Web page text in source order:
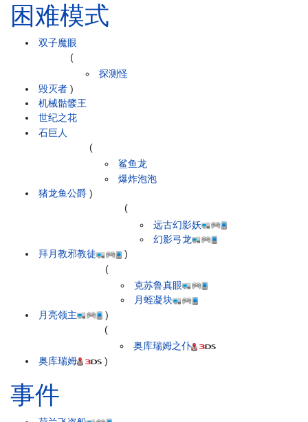
困难模式
双子魔眼
毁灭者
(
探测怪
)
机械骷髅王
世纪之花
石巨人
猪龙鱼公爵
(
鲨鱼龙
爆炸泡泡
)
拜月教邪教徒
(
远古幻影妖
幻影弓龙
)
月亮领主
(
克苏鲁真眼
月蛭凝块
)
奥库瑞姆
(
奥库瑞姆之仆
)
事件